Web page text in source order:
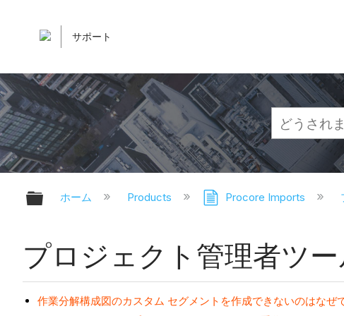
サポート
グローバル階層を展開/折りたたむ
ホーム Products Procore Imports
プロジェクト管理者ツ
作業分解構成図のカスタム セグメントを作成できないのはなぜ